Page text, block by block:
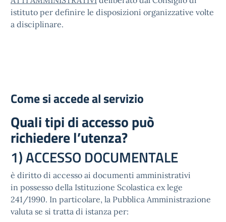
istituto per definire le disposizioni organizzative volte
a disciplinare.
Come si accede al servizio
Quali tipi di accesso può
richiedere l’utenza?
1) ACCESSO DOCUMENTALE
è diritto di accesso ai documenti amministrativi
in possesso della Istituzione Scolastica ex lege
241/1990. In particolare, la Pubblica Amministrazione
valuta se si tratta di istanza per: